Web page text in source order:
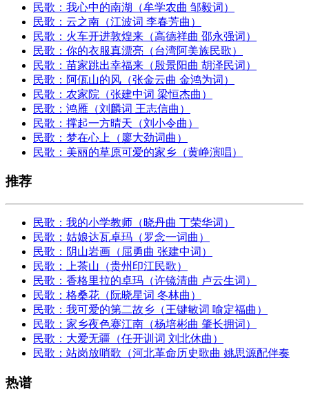
民歌：我心中的南湖（牟学农曲 邹毅词）
民歌：云之南（江波词 李春芳曲）
民歌：火车开进敦煌来（高德祥曲 邵永强词）
民歌：你的衣服真漂亮（台湾阿美族民歌）
民歌：苗家跳出幸福来（殷景阳曲 胡泽民词）
民歌：阿佤山的风（张金云曲 金鸿为词）
民歌：农家院（张建中词 梁恒杰曲）
民歌：鸿雁（刘麟词 王志信曲）
民歌：撑起一方晴天（刘小令曲）
民歌：梦在心上（廖大劲词曲）
民歌：美丽的草原可爱的家乡（黄峥演唱）
推荐
民歌：我的小学教师（晓丹曲 丁荣华词）
民歌：姑娘达瓦卓玛（罗念一词曲）
民歌：阴山岩画（屈勇曲 张建中词）
民歌：上茶山（贵州印江民歌）
民歌：香格里拉的卓玛（许镜清曲 卢云生词）
民歌：格桑花（阮晓星词 冬林曲）
民歌：我可爱的第二故乡（王键敏词 喻定福曲）
民歌：家乡夜色赛江南（杨培彬曲 肇长拥词）
民歌：大爱无疆（任开训词 刘北休曲）
民歌：站岗放哨歌（河北革命历史歌曲 姚思源配伴奏
热谱